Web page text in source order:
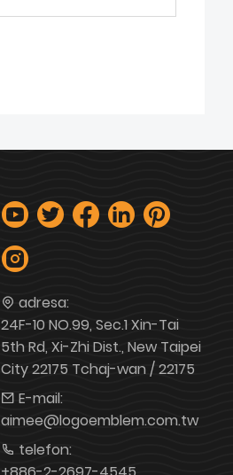
adresa:
24F-10 NO.99, Sec.1 Xin-Tai
5th Rd, Xi-Zhi Dist., New Taipei
City 22175 Tchaj-wan / 22175
E-mail:
aimee@logoemblem.com.tw
telefon: